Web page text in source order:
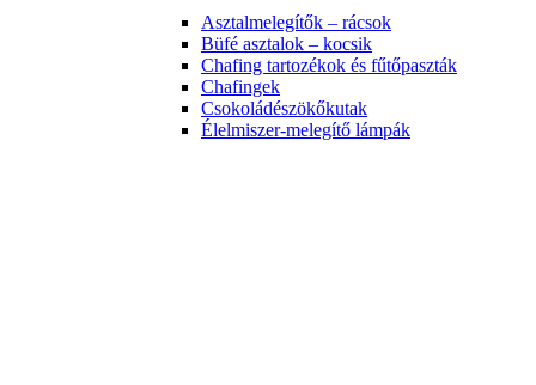
Asztalmelegítők – rácsok
Büfé asztalok – kocsik
Chafing tartozékok és fűtőpaszták
Chafingek
Csokoládészökőkutak
Élelmiszer-melegítő lámpák